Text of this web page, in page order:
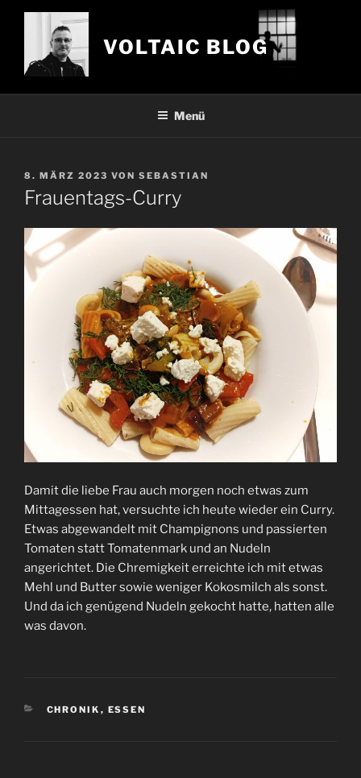
Zum
VOLTAIC BLOG
Menü
VERÖFFENTLICHT
AM
8. MÄRZ 2023 VON SEBASTIAN
Frauentags-Curry
Damit die liebe Frau auch morgen noch etwas zum
Mittagessen hat, versuchte ich heute wieder ein Curry.
Etwas abgewandelt mit Champignons und passierten
Tomaten statt Tomatenmark und an Nudeln
angerichtet. Die Chremigkeit erreichte ich mit etwas
Mehl und Butter sowie weniger Kokosmilch als sonst.
Und da ich genügend Nudeln gekocht hatte, hatten alle
was davon.
KATEGORIEN
CHRONIK , ESSEN